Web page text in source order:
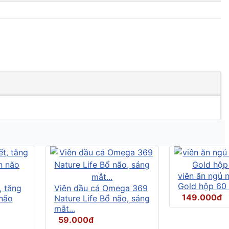
tăng
Viên dầu cá Omega 369
Nature Life Bổ não, sáng
mắt...
59.000đ
viên ăn ngủ
Gold hộp 60
149.000đ